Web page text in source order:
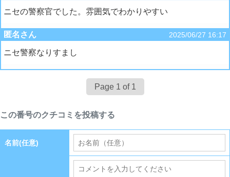
ニセの警察官でした。雰囲気でわかりやすい
匿名さん 2025/06/27 16:17
ニセ警察なりすまし
Page 1 of 1
この番号のクチコミを投稿する
名前(任意)